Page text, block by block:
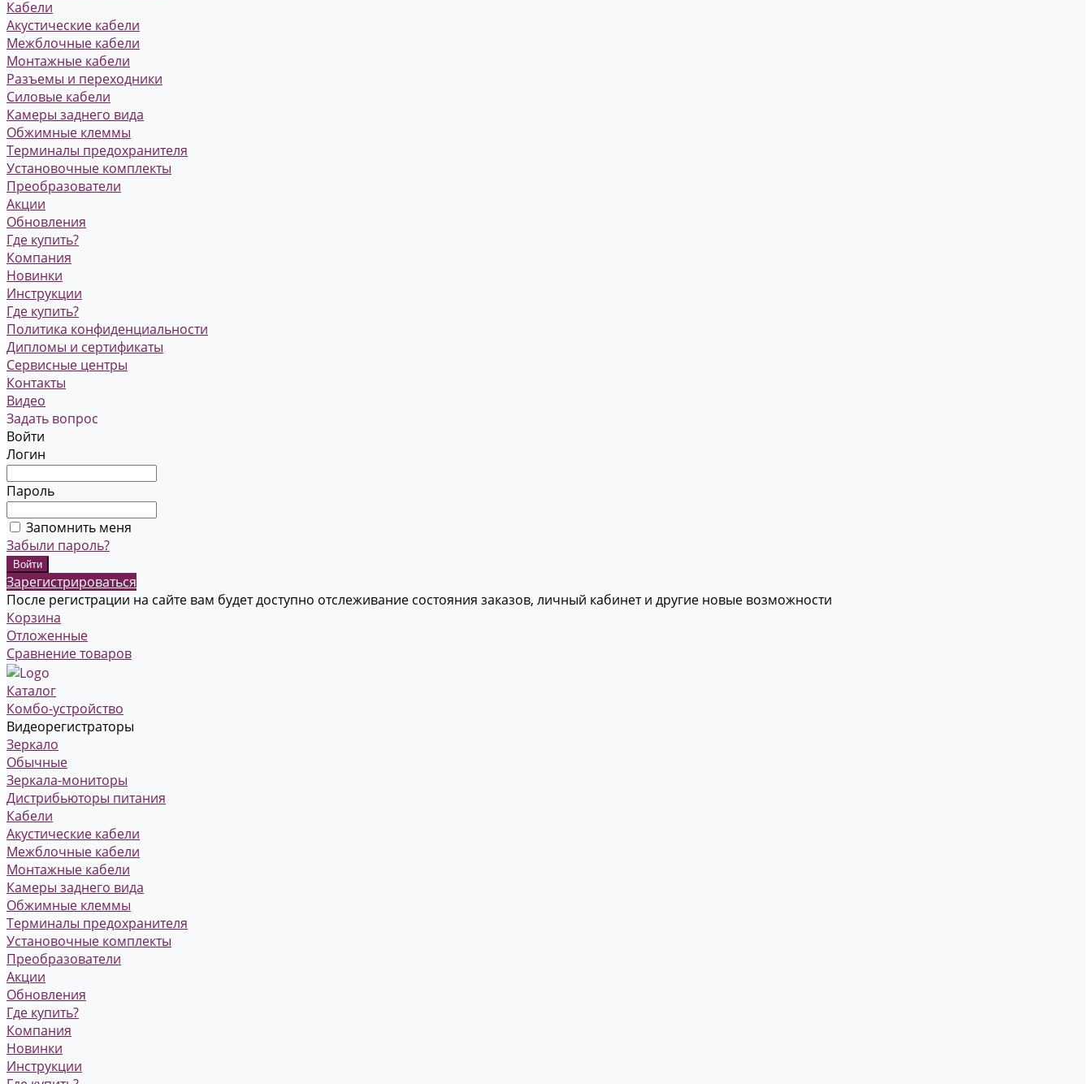
Кабели
Акустические кабели
Межблочные кабели
Монтажные кабели
Разъемы и переходники
Силовые кабели
Камеры заднего вида
Обжимные клеммы
Терминалы предохранителя
Установочные комплекты
Преобразователи
Акции
Обновления
Где купить?
Компания
Новинки
Инструкции
Где купить?
Политика конфиденциальности
Дипломы и сертификаты
Сервисные центры
Контакты
Видео
Задать вопрос
Войти
Логин
Пароль
Запомнить меня
Забыли пароль?
Зарегистрироваться
После регистрации на сайте вам будет доступно отслеживание состояния заказов, личный кабинет и другие новые возможности
Корзина
Отложенные
Сравнение товаров
Каталог
Комбо-устройство
Видеорегистраторы
Зеркало
Обычные
Зеркала-мониторы
Дистрибьюторы питания
Кабели
Акустические кабели
Межблочные кабели
Монтажные кабели
Камеры заднего вида
Обжимные клеммы
Терминалы предохранителя
Установочные комплекты
Преобразователи
Акции
Обновления
Где купить?
Компания
Новинки
Инструкции